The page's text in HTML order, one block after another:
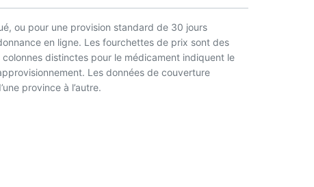
ou pour une provision standard de 30 jours
en ligne. Les fourchettes de prix sont des
distinctes pour le médicament indiquent le
Les données de couverture
province à l’autre.